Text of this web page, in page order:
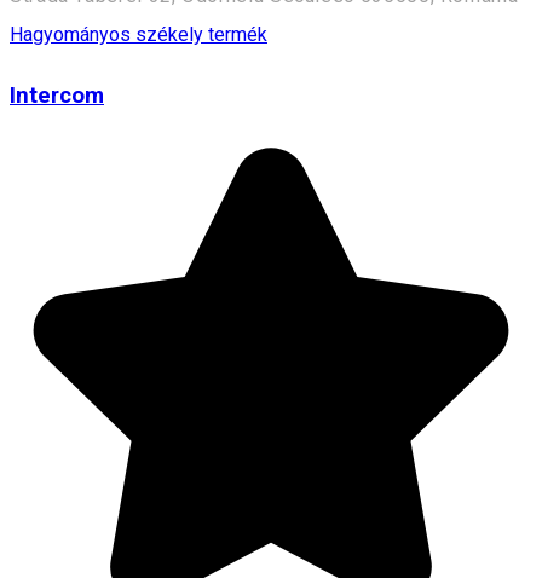
Hagyományos székely termék
Intercom